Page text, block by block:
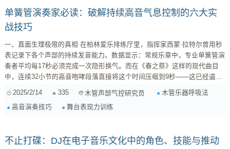
单簧管演奏家必读：破解持续高音气息控制的六大实
战技巧
一、直面生理极限的真相 在柏林爱乐排练厅里，指挥家西蒙·拉特尔曾用秒
表记录下各个声部的持续发音能力。数据显示：常规乐章中，专业单簧管演
奏者平均每17秒必须完成一次隐形换气。而在《春之祭》这样的现代曲目
中，连续32小节的高音咆哮段落直接将这个时间压缩到9秒——这已经逼近
用"水杯蓄水"和"气球膨胀"两种意象控制呼吸。监测仪显示，采用气球想象
2025/2/14 335 木管声部气控研究员
木管乐器呼吸法
高音演奏技巧
舞台表现力训练
不止打碟：DJ在电子音乐文化中的角色、技能与推动